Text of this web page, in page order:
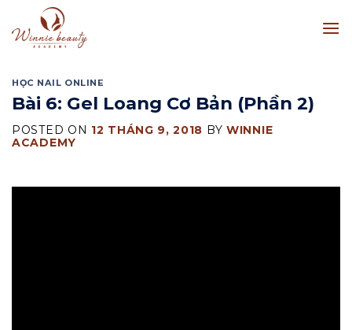
to
content
HỌC NAIL ONLINE
Bài 6: Gel Loang Cơ Bản (Phần 2)
POSTED ON 12 THÁNG 9, 2018 BYWINNIE
ACADEMY